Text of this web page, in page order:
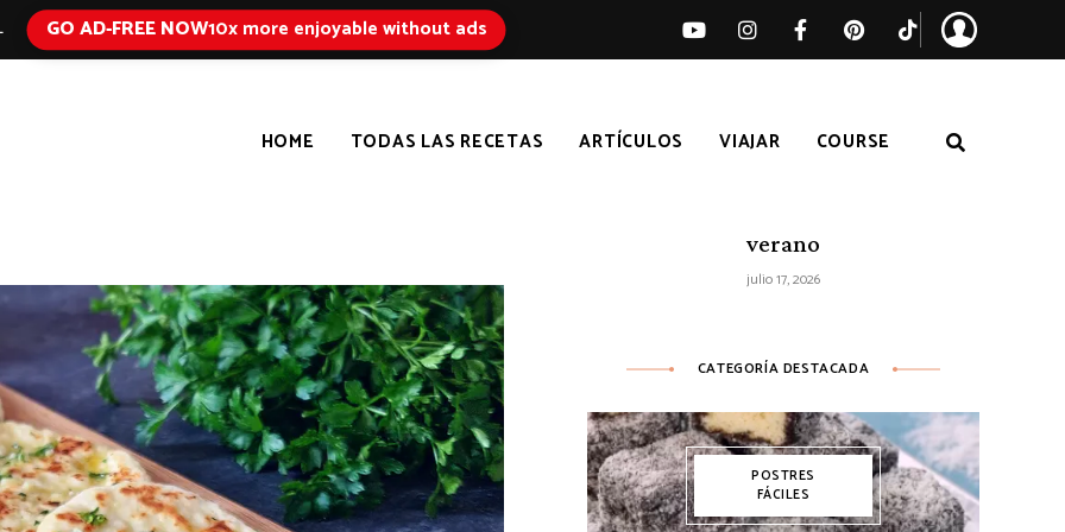
GO AD-FREE NOW10x more enjoyable without ads
HOME TODAS LAS RECETAS ARTÍCULOS VIAJAR COURSE
verano
julio 17, 2026
CATEGORÍA DESTACADA
POSTRES
FÁCILES